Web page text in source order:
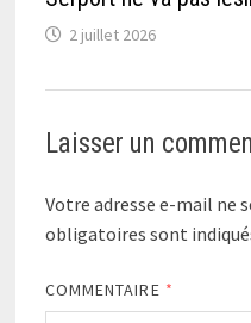
2 juillet 2026
Laisser un
Votre adresse e-mail ne
obligatoires sont
COMMENTAIRE *